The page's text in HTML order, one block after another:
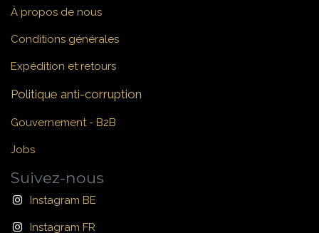
À propos de nous
Conditions générales
Expédition et retours
Politique anti-corruption
Gouvernement - B2B
Jobs
Suivez-nous
Instagram BE
Instagram FR